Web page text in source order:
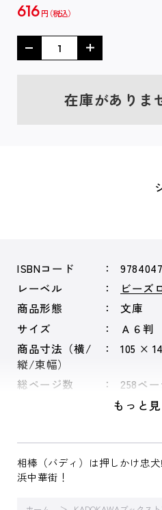
616 円
在庫がありま
ISBNコード
レーベル
ビーズ
商品形態
文庫
サイズ
Ａ６判
商品寸法（横/
縦/束幅）
105 ×
総ページ数 258ペー
もっと
相棒（バディ）は押しかけ忠
浜中華街！